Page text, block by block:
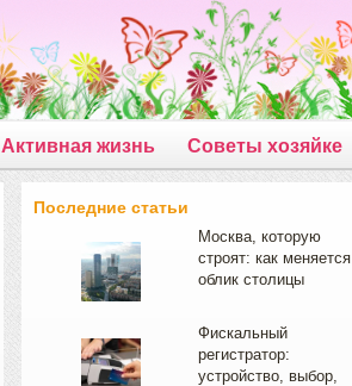
Активная жизнь Советы хозяйке
Последние статьи
Москва, которую
строят: как меняется
облик столицы
Фискальный
регистратор:
устройство, выбор,